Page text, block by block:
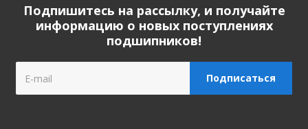
Подпишитесь на рассылку, и получайте
информацию о новых поступлениях
подшипников!